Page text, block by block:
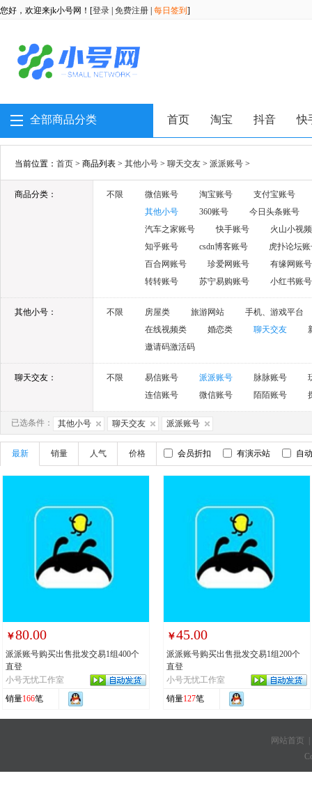
您好，欢迎来jk小号网！[登录 免费注册 每日签到 ]
全部商品分类 首页 淘宝 抖音 快
当前位置： 首页 > 商品列表 > 其他小号 > 聊天交友 > 派派账号 >
商品分类： 不限 微信账号 淘宝账号
支付宝账号
其他小号
360账号
今日头条账号
汽车之家账号
快手账号
火山小视
知乎账号
csdn博客账号
虎扑论坛
百合网账号
珍爱网账号
有缘网账号
转转账号
苏宁易购账号 小红书账号
其他小号： 不限 房屋类 旅游网站
手机、游戏平台
在线视频类
婚恋类 聊天交友
邀请码激活码
聊天交友： 不限 易信账号 派派账号 脉脉账号
连信账号
微信账号 陌陌账号
已选条件： 其他小号 聊天交友 派派账号
最新 销量 人气 价格 会员折扣 有演示站 自
￥80.00
派派账号购买出售批发交易1组400个
直登
小号无忧工作室
销量166笔
￥45.00
派派账号购买出售批发交易1组200个
直登
小号无忧工作室
销量127笔
网站首页